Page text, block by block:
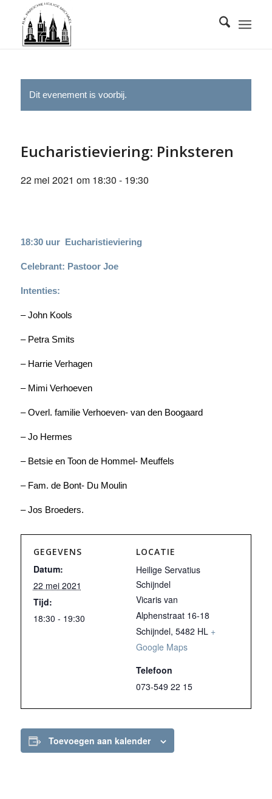
Dit evenement is voorbij.
Eucharistieviering: Pinksteren
22 mei 2021 om 18:30 - 19:30
18:30 uur Eucharistieviering
Celebrant: Pastoor Joe
Intenties:
– John Kools
– Petra Smits
– Harrie Verhagen
– Mimi Verhoeven
– Overl. familie Verhoeven- van den Boogaard
– Jo Hermes
– Betsie en Toon de Hommel- Meuffels
– Fam. de Bont- Du Moulin
– Jos Broeders.
GEGEVENS
Datum:
22 mei 2021
Tijd:
18:30 - 19:30
LOCATIE
Heilige Servatius
Schijndel
Vicaris van
Alphenstraat 16-18
Schijndel, 5482 HL +
Google Maps
Telefoon
073-549 22 15
Toevoegen aan kalender